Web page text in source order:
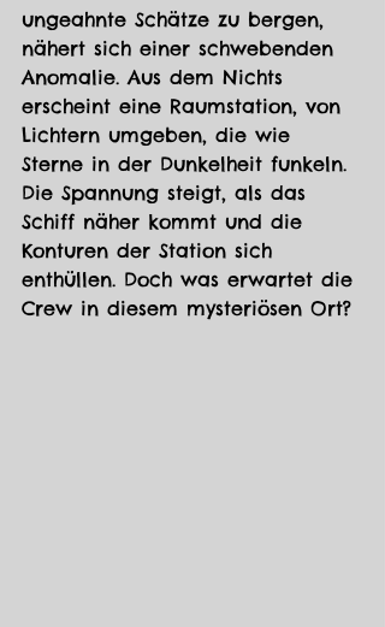
ungeahnte Schätze zu bergen,
nähert sich einer schwebenden
Anomalie. Aus dem Nichts
erscheint eine Raumstation, von
Lichtern umgeben, die wie
Sterne in der Dunkelheit funkeln.
Die Spannung steigt, als das
Schiff näher kommt und die
Konturen der Station sich
enthüllen. Doch was erwartet die
Crew in diesem mysteriösen Ort?